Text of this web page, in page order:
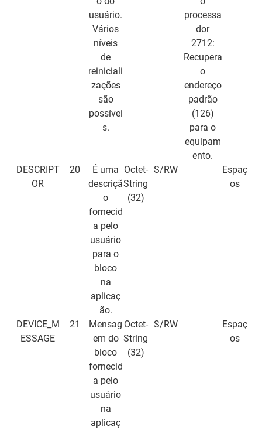
usuário.
Vários
níveis
de
reiniciali
zações
são
possívei
s.
processa
dor
2712:
Recupera
o
endereço
padrão
(126)
para o
equipam
ento.
DESCRIPT
OR
20
É uma
descriçã
o
fornecid
a pelo
usuário
para o
bloco
na
aplicaç
ão.
Octet-
String
(32)
S/RW
Espaç
os
DEVICE_M
ESSAGE
21
Mensag
em do
bloco
fornecid
a pelo
usuário
na
aplicaç
Octet-
String
(32)
S/RW
Espaç
os